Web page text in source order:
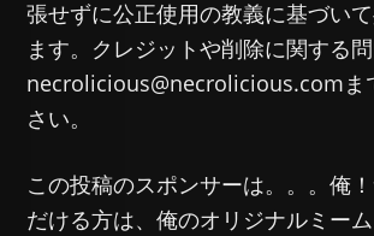
張せずに公正使用の教義に基づい
ます。クレジットや削除に関する問
necrolicious@necrolicious.comま
さい。
この投稿のスポンサーは。。。俺
だける方は、俺のオリジナルミー